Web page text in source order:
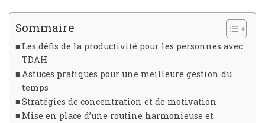
Sommaire
Les défis de la productivité pour les personnes avec
TDAH
Astuces pratiques pour une meilleure gestion du
temps
Stratégies de concentration et de motivation
Mise en place d’une routine harmonieuse et